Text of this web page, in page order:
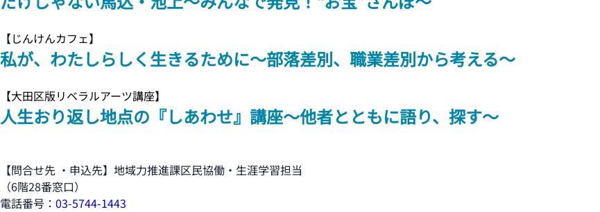
【じんけんカフェ】
私が、わたしらしく生きるために～部落差別、職業差別から考える～
【大田区版リベラルアーツ講座】
人生おり返し地点の『しあわせ』講座～他者とともに語り、探す～
【問合せ先 ・申込先】地域力推進課区民協働・生涯学習担当
（6階28番窓口）
電話番号： 03-5744-1443